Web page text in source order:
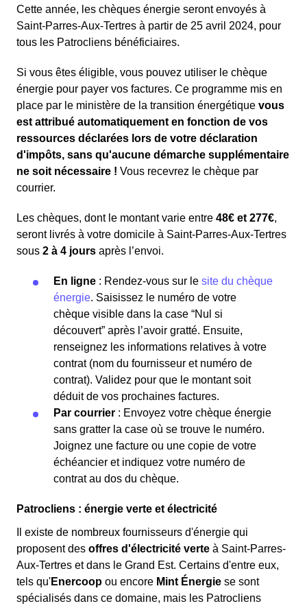
Cette année, les chèques énergie seront envoyés à
Saint-Parres-Aux-Tertres à partir de 25 avril 2024, pour
tous les Patrocliens bénéficiaires.
Si vous êtes éligible, vous pouvez utiliser le chèque
énergie pour payer vos factures. Ce programme mis en
place par le ministère de la transition énergétique vous
est attribué automatiquement en fonction de vos
ressources déclarées lors de votre déclaration
d'impôts, sans qu'aucune démarche supplémentaire
ne soit nécessaire ! Vous recevrez le chèque par
courrier.
Les chèques, dont le montant varie entre 48€ et 277€,
seront livrés à votre domicile à Saint-Parres-Aux-Tertres
sous 2 à 4 jours après l’envoi.
En ligne : Rendez-vous sur le site du chèque
énergie. Saisissez le numéro de votre
chèque visible dans la case “Nul si
découvert” après l’avoir gratté. Ensuite,
renseignez les informations relatives à votre
contrat (nom du fournisseur et numéro de
contrat). Validez pour que le montant soit
déduit de vos prochaines factures.
Par courrier : Envoyez votre chèque énergie
sans gratter la case où se trouve le numéro.
Joignez une facture ou une copie de votre
échéancier et indiquez votre numéro de
contrat au dos du chèque.
Patrocliens : énergie verte et électricité
Il existe de nombreux fournisseurs d'énergie qui
proposent des offres d'électricité verte à Saint-Parres-
Aux-Tertres et dans le Grand Est. Certains d'entre eux,
tels qu'Enercoop ou encore Mint Énergie se sont
spécialisés dans ce domaine, mais les Patrocliens